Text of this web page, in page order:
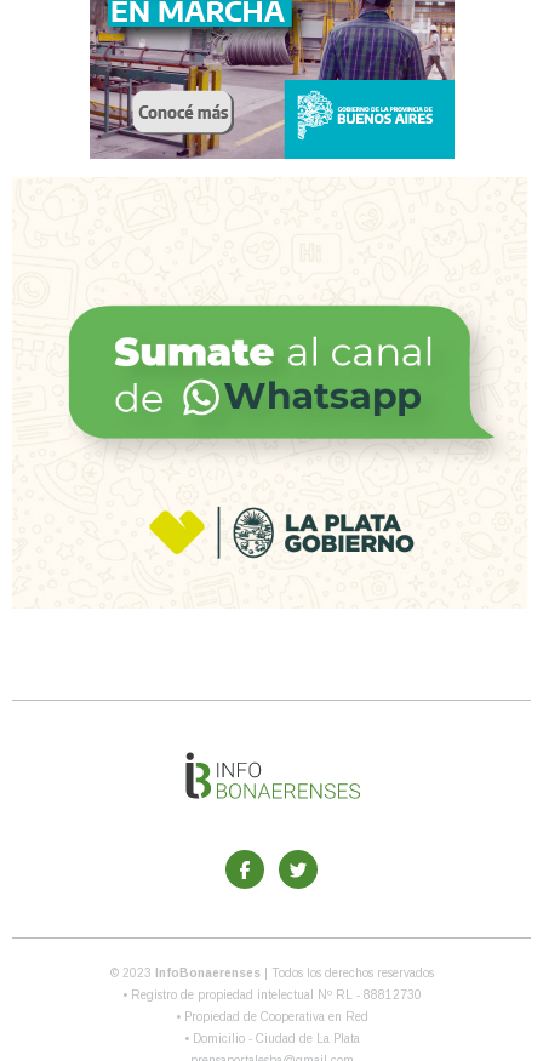
© 2023 InfoBonaerenses
| Todos los derechos reservados
• Registro de propiedad intelectual Nº RL - 88812730
• Propiedad de Cooperativa en Red
• Domicilio - Ciudad de La Plata